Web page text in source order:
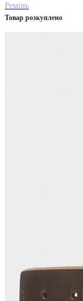
Ремінь
Товар розкуплено